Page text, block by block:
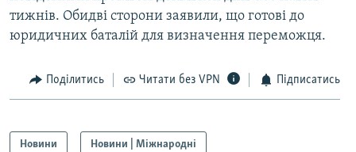
тижнів. Обидві сторони заявили, що готові до
юридичних баталій для визначення переможця.
Поділитись Читати без VPN Підписатись
Новини Новини | Міжнародні